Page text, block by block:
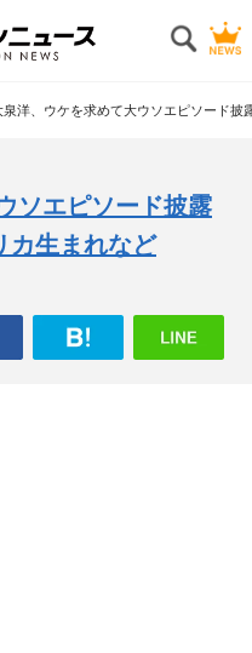
泉洋、ウケを求めて大ウソエピソード
ソエピソード披露
カ生まれなど